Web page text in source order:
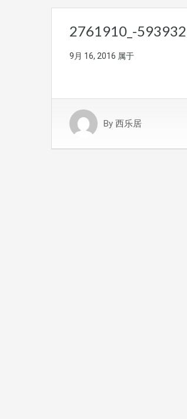
2761910_-
9月 16, 2016 属于
By 西乐居